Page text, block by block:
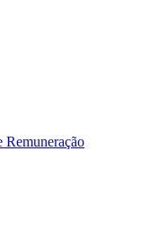
Remuneração